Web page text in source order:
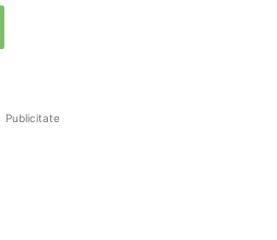
Publicitate